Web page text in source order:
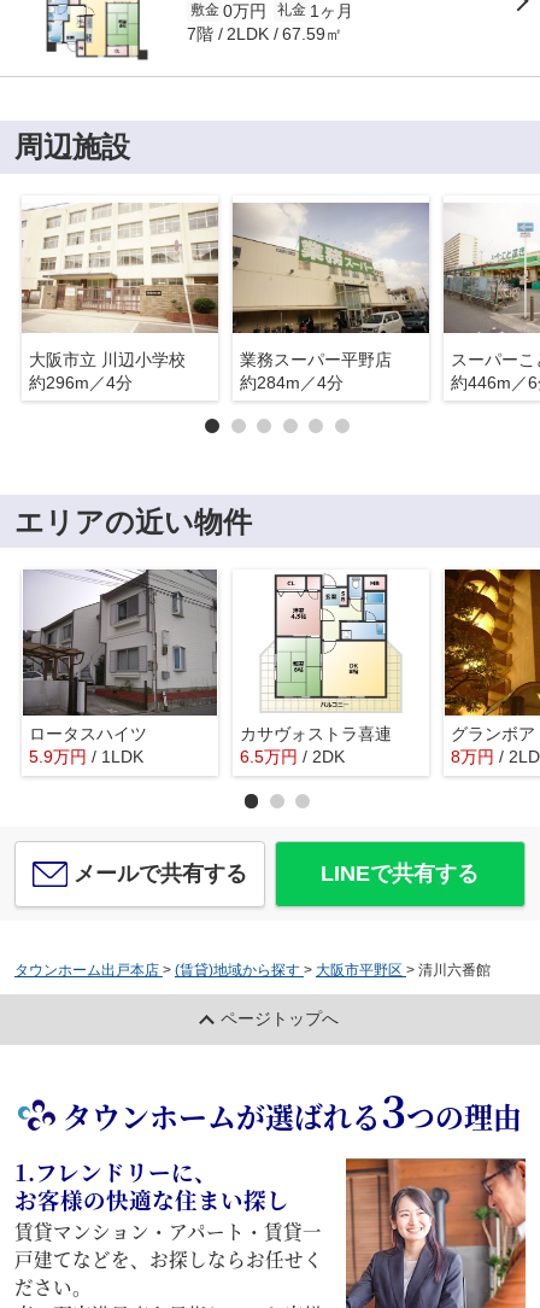
敷金 0万円 礼金 1ヶ月
7階 2LDK 67.59㎡
周辺施設
大阪市立 川辺小学校
約296m／4分
業務スーパー平野店
約284m／4分
スーパーこ
約446m／
エリアの近い物件
ロータスハイツ
5.9万円 / 1LDK
カサヴォストラ喜連
6.5万円 / 2DK
グランボア
8万円 /
メールで共有する LINEで共有する
タウンホーム出戸本店 > (賃貸)地域から探す > 大阪市平野区 > 清川六番館
ページトップへ
タウンホームが選ばれる3つの理由
1.フレンドリーに、
お客様の快適な住まい探し
賃貸マンション・アパート・賃貸一
戸建てなどを、お探しならお任せく
ださい。